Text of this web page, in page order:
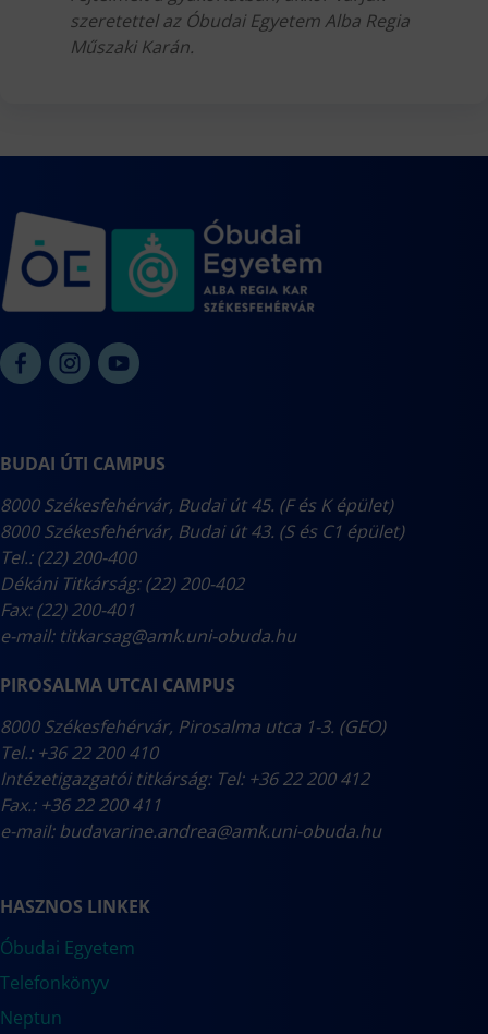
szeretettel az Óbudai Egyetem Alba Regia
Műszaki Karán.
BUDAI ÚTI CAMPUS
8000 Székesfehérvár, Budai út 45. (F és K épület)
8000 Székesfehérvár, Budai út 43. (S és C1 épület)
Tel.: (22) 200-400
Dékáni Titkárság: (22) 200-402
Fax: (22) 200-401
e-mail: titkarsag@amk.uni-obuda.hu
PIROSALMA UTCAI CAMPUS
8000 Székesfehérvár, Pirosalma utca 1-3. (GEO)
Tel.: +36 22 200 410
Intézetigazgatói titkárság: Tel: +36 22 200 412
Fax.: +36 22 200 411
e-mail:budavarine.andrea@amk.uni-obuda.hu
HASZNOS LINKEK
Óbudai Egyetem
Telefonkönyv
Neptun